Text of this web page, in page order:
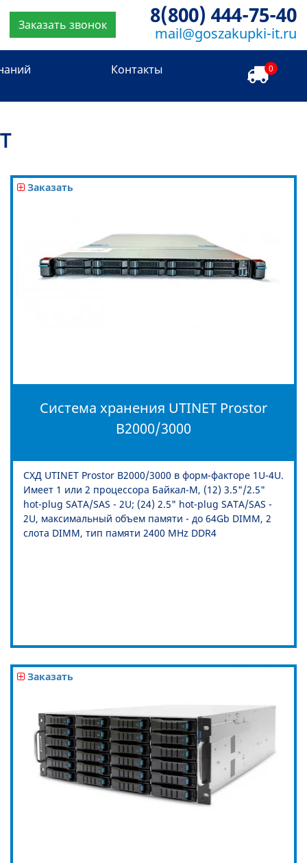
Заказать звонок 8(800) 444-75-40
mail@goszakupki-it.ru
0
Контакты
Заказать
Система хранения UTINET Prostor
B2000/3000
СХД UTINET Prostor B2000/3000 в форм-факторе 1U-4U.
Имеет 1 или 2 процессора Байкал-М, (12) 3.5"/2.5"
hot-plug SATA/SAS - 2U; (24) 2.5" hot-plug SATA/SAS -
2U, максимальный объем памяти - до 64Gb DIMM, 2
слота DIMM, тип памяти 2400 MHz DDR4
Заказать